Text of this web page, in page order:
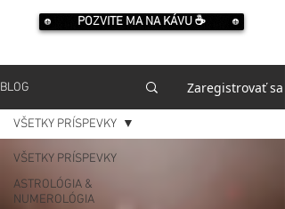
POZVITE MA NA KÁVU ☕️
BLOG Zaregistrovať sa
VŠETKY PRÍSPEVKY
ASTROLÓGIA &
NUMEROLÓGIA
VŠETKY PRÍSPEVKY